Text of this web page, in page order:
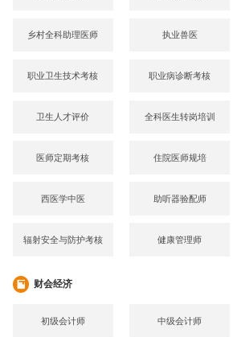
乡村全科助理医师 执业兽医
职业卫生技术考核 职业病诊断考核
卫生人才评价 全科医生转岗培训
医师定期考核 住院医师规培
西医学中医 助听器验配师
辐射安全与防护考核 健康管理师
财会经济
初级会计师 中级会计师